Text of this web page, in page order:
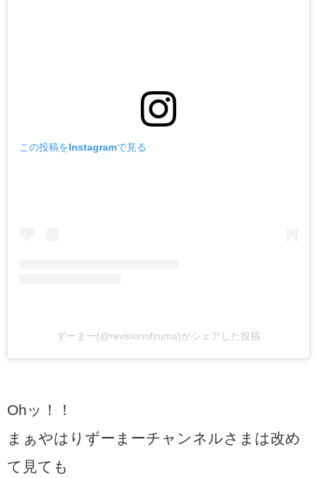
この投稿をInstagramで見る
ずーまー(@revisionofzuma)がシェアした投稿
Ohッ！！
まぁやはりずーまーチャンネルさまは改め
て見ても